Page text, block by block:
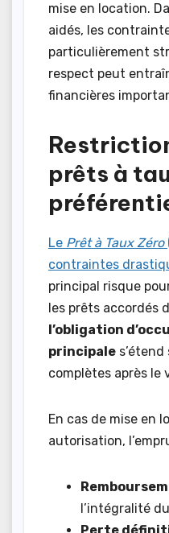
mise en location.
aidés, les
particulièrement
respect peut
financières
prêts à
Le Prêt à Taux Zéro
contraintes
principal risque
les prêts accordés
l’obligation
principale
complètes après le
En cas de mise en
autorisation,
l’intégralité